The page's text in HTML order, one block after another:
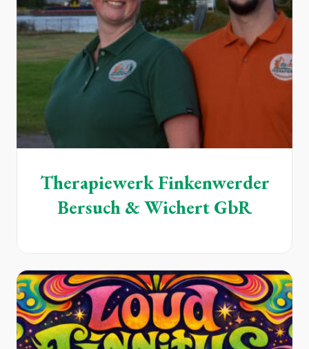
Therapiewerk Finkenwerder
Bersuch & Wichert GbR